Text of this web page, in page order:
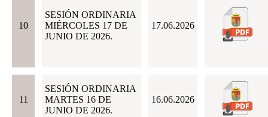
10
SESIÓN ORDINARIA
MIÉRCOLES 17 DE
JUNIO DE 2026.
17.06.2026
11
SESIÓN ORDINARIA
MARTES 16 DE
JUNIO DE 2026.
16.06.2026